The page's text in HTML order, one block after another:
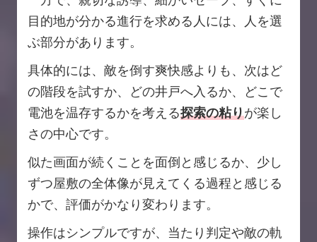
目的地が分かる進行を求める人には、人を選
ぶ部分があります。
具体的には、敵を倒す爽快感よりも、次はど
の階段を試すか、どの井戸へ入るか、どこで
電池を温存するかを考える探索の粘りが楽し
さの中心です。
似た画面が続くことを面倒と感じるか、少し
ずつ屋敷の全体像が見えてくる過程と感じる
かで、評価がかなり変わります。
操作はシンプルですが、当たり判定や敵の軌